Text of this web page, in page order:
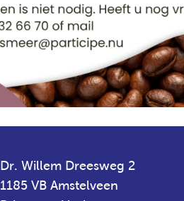
Dr. Willem Dreesweg 2
1185 VB Amstelveen